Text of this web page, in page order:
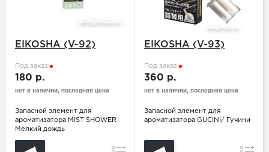
EIKOSHA (V-92)
Под заказ
180 р.
нет в наличии, последняя цена
Запасной элемент для
ароматизатора MIST SHOWER
Мелкий дождь
EIKOSHA (V-93)
Под заказ
360 р.
нет в наличии, последняя цена
Запасной элемент для
ароматизатора GUCINI/ Гучини